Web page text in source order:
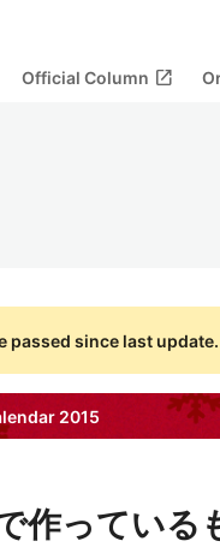
Official Column open_in_new
passed since last update.
2015
作っている